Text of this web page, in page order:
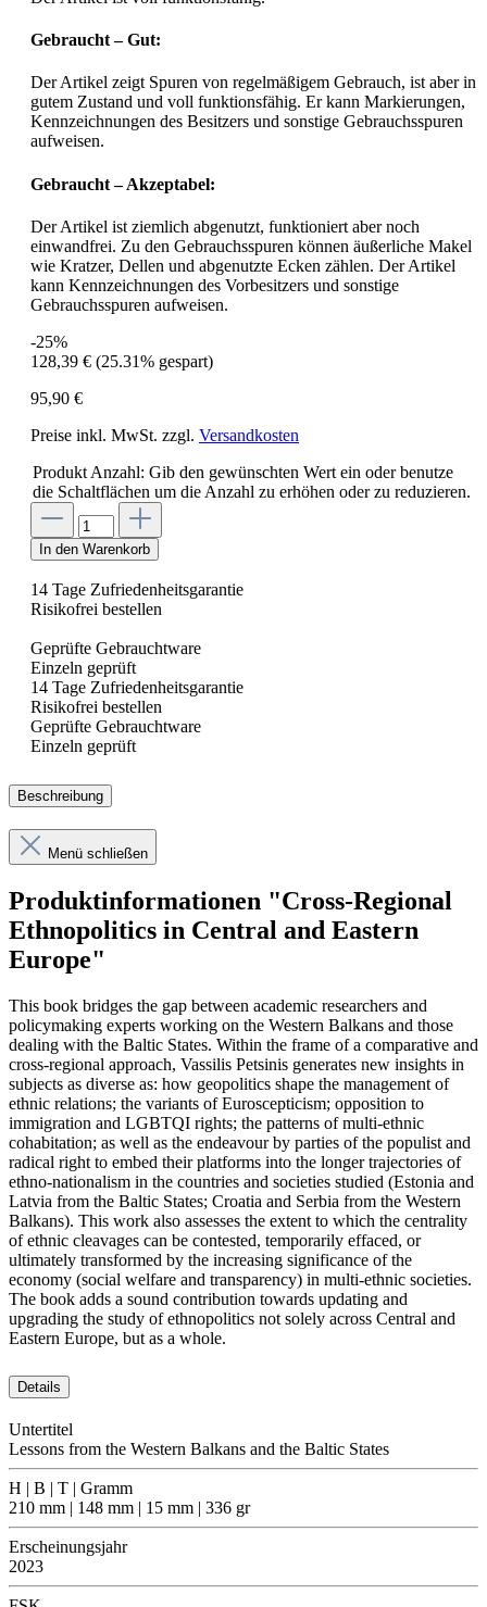
Gebraucht – Gut:
Der Artikel zeigt Spuren von regelmäßigem Gebrauch, ist aber in
gutem Zustand und voll funktionsfähig. Er kann Markierungen,
Kennzeichnungen des Besitzers und sonstige Gebrauchsspuren
aufweisen.
Gebraucht – Akzeptabel:
Der Artikel ist ziemlich abgenutzt, funktioniert aber noch
einwandfrei. Zu den Gebrauchsspuren können äußerliche Makel
wie Kratzer, Dellen und abgenutzte Ecken zählen. Der Artikel
kann Kennzeichnungen des Vorbesitzers und sonstige
Gebrauchsspuren aufweisen.
-25%
128,39 € (25.31% gespart)
95,90 €
Preise inkl. MwSt. zzgl. Versandkosten
Produkt Anzahl: Gib den gewünschten Wert ein oder benutze
die Schaltflächen um die Anzahl zu erhöhen oder zu reduzieren.
In den Warenkorb
14 Tage Zufriedenheitsgarantie
Risikofrei bestellen
Geprüfte Gebrauchtware
Einzeln geprüft
14 Tage Zufriedenheitsgarantie
Risikofrei bestellen
Geprüfte Gebrauchtware
Einzeln geprüft
Beschreibung
Menü schließen
Produktinformationen "Cross-Regional
Ethnopolitics in Central and Eastern
Europe"
This book bridges the gap between academic researchers and
policymaking experts working on the Western Balkans and those
dealing with the Baltic States. Within the frame of a comparative and
cross-regional approach, Vassilis Petsinis generates new insights in
subjects as diverse as: how geopolitics shape the management of
ethnic relations; the variants of Euroscepticism; opposition to
immigration and LGBTQI rights; the patterns of multi-ethnic
cohabitation; as well as the endeavour by parties of the populist and
radical right to embed their platforms into the longer trajectories of
ethno-nationalism in the countries and societies studied (Estonia and
Latvia from the Baltic States; Croatia and Serbia from the Western
Balkans). This work also assesses the extent to which the centrality
of ethnic cleavages can be contested, temporarily effaced, or
ultimately transformed by the increasing significance of the
economy (social welfare and transparency) in multi-ethnic societies.
The book adds a sound contribution towards updating and
upgrading the study of ethnopolitics not solely across Central and
Eastern Europe, but as a whole.
Details
Untertitel
Lessons from the Western Balkans and the Baltic States
H | B | T | Gramm
210 mm | 148 mm | 15 mm | 336 gr
Erscheinungsjahr
2023